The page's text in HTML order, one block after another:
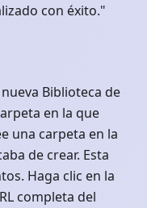
con éxito."
Biblioteca de
en la que
una carpeta en la
de crear. Esta
Haga clic en la
completa del